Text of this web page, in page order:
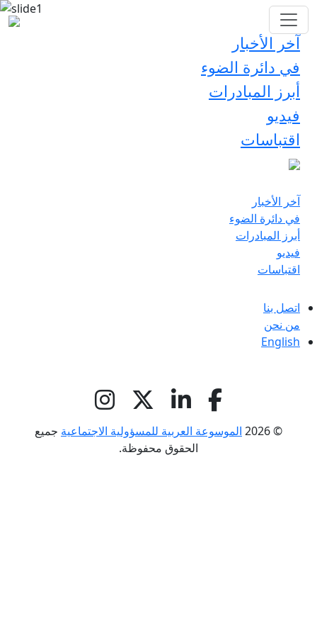
آخر الأخبار
في دائرة الضوء
أبرز المبادرات
فيديو
اقتباسات
آخر الأخبار
في دائرة الضوء
أبرز المبادرات
فيديو
اقتباسات
اتصل بنا
من نحن
English
© 2026 الموسوعة العربية للمسؤولية الاجتماعية جميع
الحقوق محفوظة.